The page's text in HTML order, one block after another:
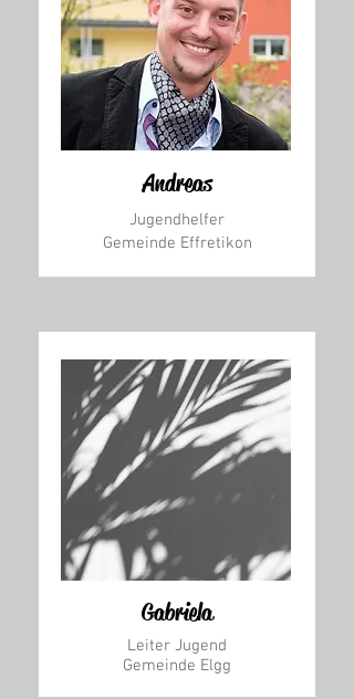
Andreas
Jugendhelfer
Gemeinde Effretikon
Gabriela
Leiter Jugend
Gemeinde Elgg